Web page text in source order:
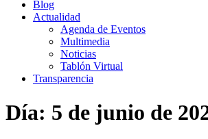
Blog
Actualidad
Agenda de Eventos
Multimedia
Noticias
Tablón Virtual
Transparencia
Día: 5 de junio de